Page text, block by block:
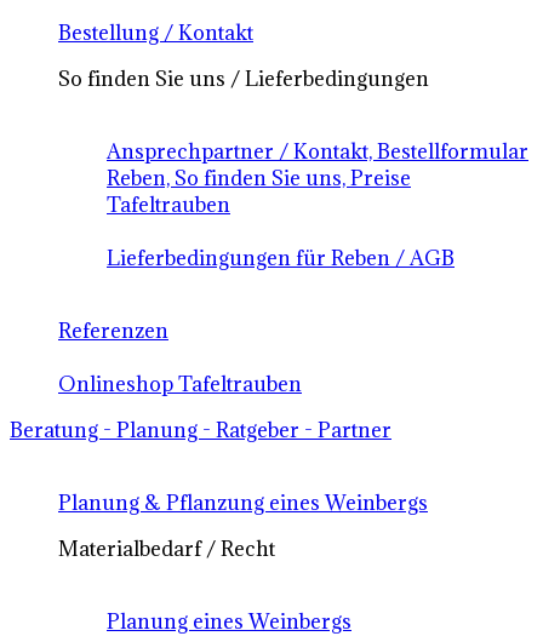
Bestellung / Kontakt
So finden Sie uns / Lieferbedingungen
Ansprechpartner / Kontakt, Bestellformular
Reben, So finden Sie uns, Preise
Tafeltrauben
Lieferbedingungen für Reben / AGB
Referenzen
Onlineshop Tafeltrauben
Beratung - Planung - Ratgeber - Partner
Planung & Pflanzung eines Weinbergs
Materialbedarf / Recht
Planung eines Weinbergs